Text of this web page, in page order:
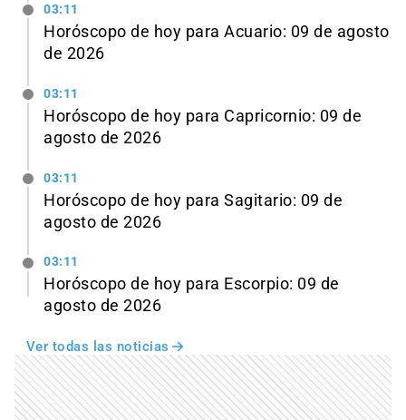
03:11
Horóscopo de hoy para Acuario: 09 de agosto
de 2026
03:11
Horóscopo de hoy para Capricornio: 09 de
agosto de 2026
03:11
Horóscopo de hoy para Sagitario: 09 de
agosto de 2026
03:11
Horóscopo de hoy para Escorpio: 09 de
agosto de 2026
Ver todas las noticias